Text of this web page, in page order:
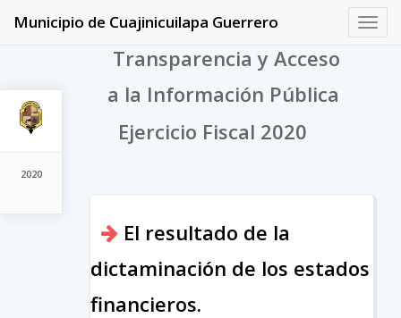
2020
Municipio de Cuajinicuilapa Guerrero
Transparencia y Acceso
a la Información Pública
Ejercicio Fiscal 2020
El resultado de la
dictaminación de los estados
financieros.